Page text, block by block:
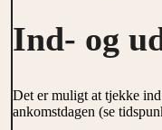
Ind- og
Det er muligt at tjekke
ankomstdagen (se